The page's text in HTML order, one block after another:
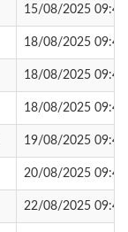
15/08/2025
18/08/2025
18/08/2025
18/08/2025
19/08/2025
20/08/2025
22/08/2025